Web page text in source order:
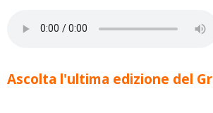
Ascolta l'ultima edizione del Gr